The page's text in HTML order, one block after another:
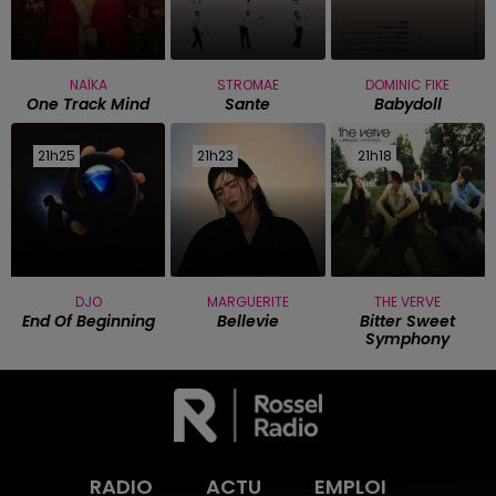
NAÏKA
One Track Mind
STROMAE
Sante
DOMINIC FIKE
Babydoll
21h25
21h25
DJO
End Of Beginning
21h23
21h23
MARGUERITE
Bellevie
21h18
21h18
THE VERVE
Bitter Sweet
Symphony
RADIO ACTU EMPLOI